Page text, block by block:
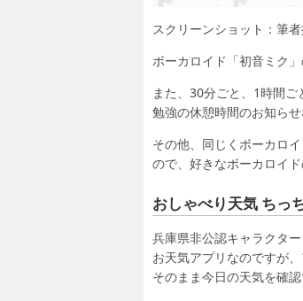
スクリーンショット：筆
ボーカロイド「初音ミク
また、30分ごと、1時間ご
勉強の休憩時間のお知らせ
その他、同じくボーカロ
ので、好きなボーカロイ
おしゃべり天気 ちっ
兵庫県非公認キャラクタ
お天気アプリなのですが
そのまま今日の天気を確認